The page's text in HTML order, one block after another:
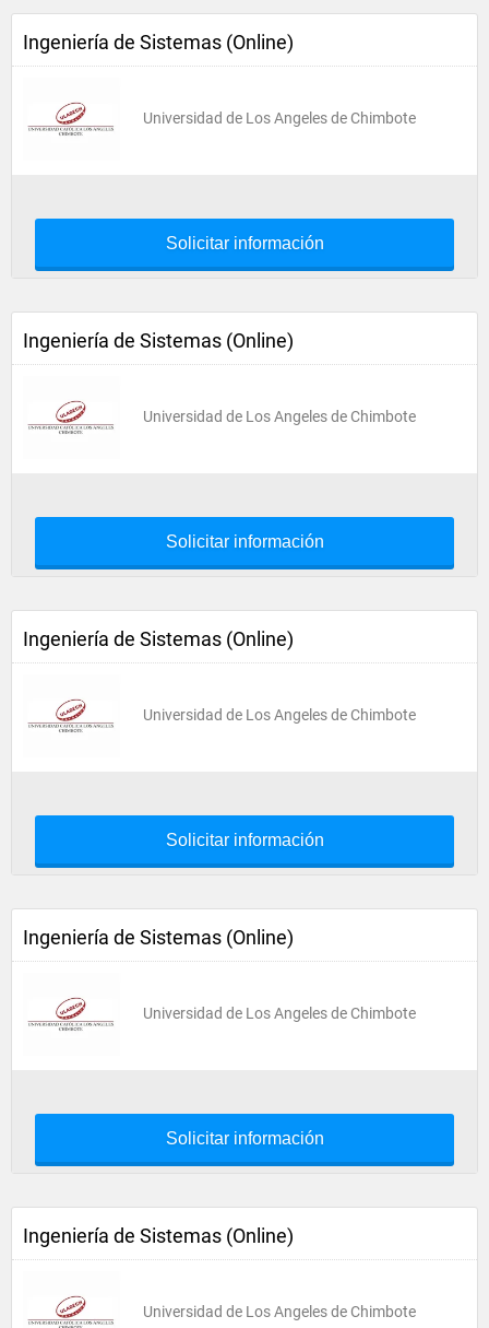
Ingeniería de Sistemas (Online)
Universidad de Los Angeles de Chimbote
Solicitar información
Ingeniería de Sistemas (Online)
Universidad de Los Angeles de Chimbote
Solicitar información
Ingeniería de Sistemas (Online)
Universidad de Los Angeles de Chimbote
Solicitar información
Ingeniería de Sistemas (Online)
Universidad de Los Angeles de Chimbote
Solicitar información
Ingeniería de Sistemas (Online)
Universidad de Los Angeles de Chimbote